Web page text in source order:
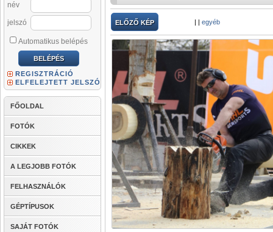
név
jelszó
Automatikus belépés
REGISZTRÁCIÓ
ELFELEJTETT JELSZÓ
FŐOLDAL
FOTÓK
CIKKEK
A LEGJOBB FOTÓK
FELHASZNÁLÓK
GÉPTÍPUSOK
SAJÁT FOTÓK
ELŐZŐ KÉP | | egyéb